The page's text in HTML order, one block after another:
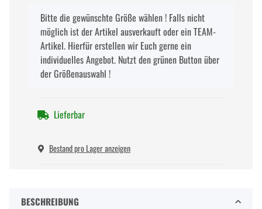
xBitte die gewünschte Größe wählen ! Falls nicht
möglich ist der Artikel ausverkauft oder ein TEAM-
Artikel. Hierfür erstellen wir Euch gerne ein
individuelles Angebot. Nutzt den grünen Button über
der Größenauswahl !
Lieferbar
Bestand pro Lager anzeigen
BESCHREIBUNG